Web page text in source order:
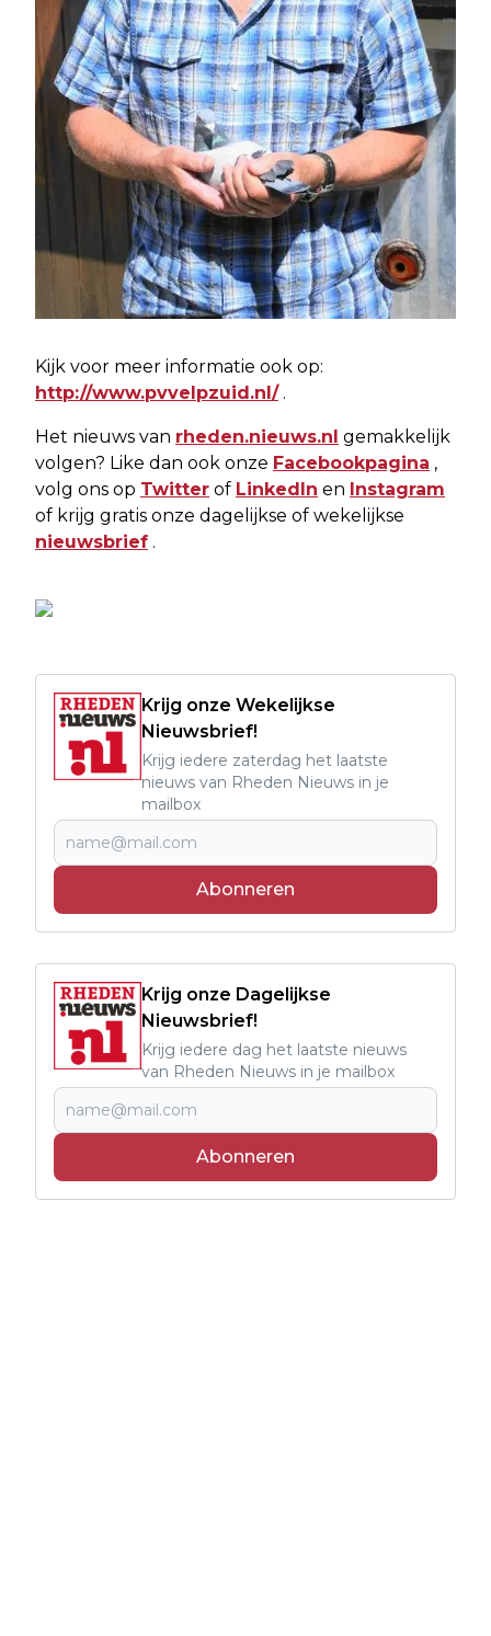
Kijk voor meer informatie ook op:
http://www.pvvelpzuid.nl/.
Het nieuws van rheden.nieuws.nl gemakkelijk
volgen? Like dan ook onze Facebookpagina ,
volg ons op Twitter of LinkedIn en Instagram
of krijg gratis onze dagelijkse of wekelijkse
nieuwsbrief .
Krijg onze Wekelijkse
Nieuwsbrief!
Krijg iedere zaterdag het laatste
nieuws van Rheden Nieuws in je
mailbox
Abonneren
Krijg onze Dagelijkse
Nieuwsbrief!
Krijg iedere dag het laatste nieuws
van Rheden Nieuws in je mailbox
Abonneren